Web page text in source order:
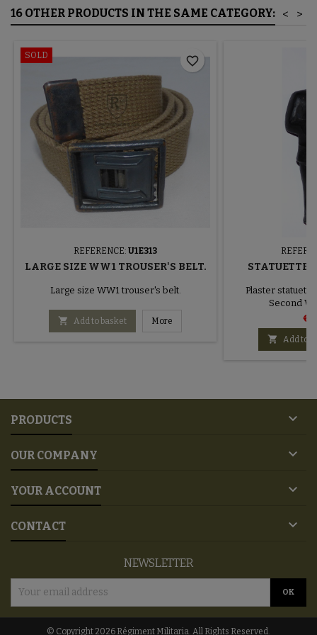
16 OTHER PRODUCTS IN THE SAME CATEGORY: >
<
SOLD
REFERENCE: U1E313
LARGE SIZE WW1 TROUSER'S BELT.
Large size WW1 trouser's belt.
 Add to basket More
favorite_border
STATUETTE
Plaster
Second
 Add to
PRODUCTS 
OUR COMPANY 
YOUR ACCOUNT 
CONTACT 
NEWSLETTER
© Copyright 2026 Régiment Militaria. All Rights Reserved.